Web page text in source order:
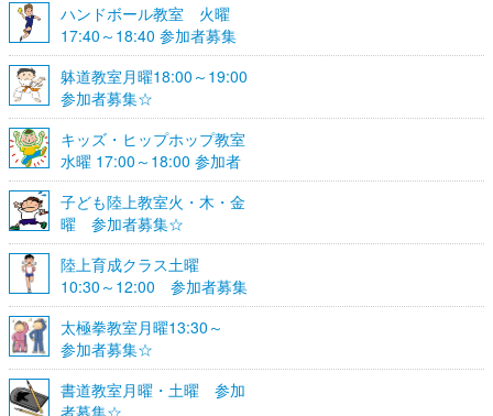
ハンドボール教室 火曜
17:40～18:40 参加者募集
☆
躰道教室月曜18:00～19:00
参加者募集☆
キッズ・ヒップホップ教室
水曜 17:00～18:00 参加者
募集☆
子ども陸上教室火・木・金
曜 参加者募集☆
陸上育成クラス土曜
10:30～12:00 参加者募集
☆
太極拳教室月曜13:30～
参加者募集☆
書道教室月曜・土曜 参加
者募集☆